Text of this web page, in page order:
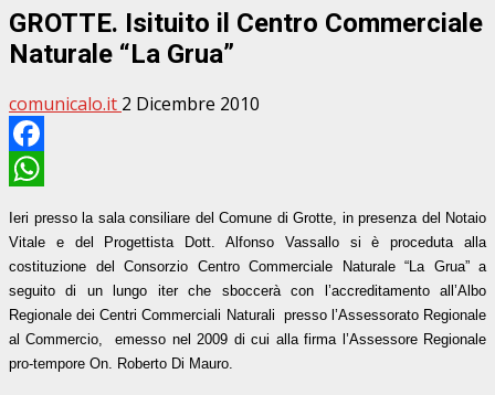
GROTTE. Isituito il Centro Commerciale
Naturale “La Grua”
comunicalo.it 2 Dicembre 2010
Facebook
Ieri presso la sala consiliare del Comune di Grotte, in presenza del Notaio
Vitale e del Progettista Dott. Alfonso Vassallo si è proceduta alla
costituzione del Consorzio Centro Commerciale Naturale “La Grua” a
seguito di un lungo iter che sboccerà con l’accreditamento all’Albo
Regionale dei Centri Commerciali Naturali presso l’Assessorato Regionale
al Commercio,
emesso nel 2009 di cui alla firma l’Assessore Regionale
pro-tempore On. Roberto Di Mauro.